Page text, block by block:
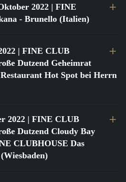
2022 | FINE
- Brunello (Italien)
| FINE CLUB
Dutzend Geheimrat
Hot Spot bei Herrn
2022 | FINE CLUB
Dutzend Cloudy Bay
CLUBHOUSE Das